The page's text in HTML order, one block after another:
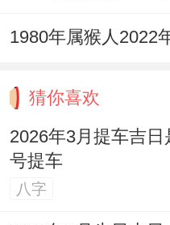
猜你喜欢
2026年3月提车吉
号提车
八字